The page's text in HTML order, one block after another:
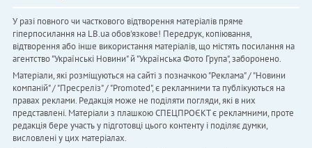
У разі повного чи часткового відтворення матеріалів пряме
гіперпосилання на LB.ua обов'язкове! Передрук, копіювання,
відтворення або інше використання матеріалів, що містять посилання на
агентство "Українськi Новини" й "Українська Фото Група", заборонено.
Матеріали, які розміщуються на сайті з позначкою "Реклама" / "Новини
компаній" / "Пресреліз" / "Promoted", є рекламними та публікуються на
правах реклами. Редакція може не поділяти погляди, які в них
представлені. Матеріали з плашкою СПЕЦПРОЄКТ є рекламними, проте
редакція бере участь у підготовці цього контенту і поділяє думки,
висловлені у цих матеріалах.